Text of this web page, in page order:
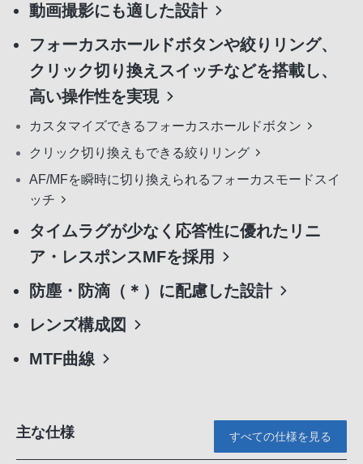
動画撮影にも適した設計
フォーカスホールドボタンや絞りリング、
クリック切り換えスイッチなどを搭載し、
高い操作性を実現
カスタマイズできるフォーカスホールドボタン
クリック切り換えもできる絞りリング
AF/MFを瞬時に切り換えられるフォーカスモードスイ
ッチ
タイムラグが少なく応答性に優れたリニ
ア・レスポンスMFを採用
防塵・防滴（＊）に配慮した設計
レンズ構成図
MTF曲線
主な仕様 すべての仕様を見る